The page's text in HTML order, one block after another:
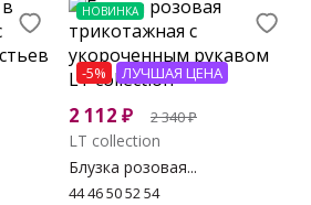
НОВИНКА
-5% ЛУЧШАЯ ЦЕНА
2 112 ₽ 2 340₽
LT collection
Блузка розовая...
44 46 50 52 54